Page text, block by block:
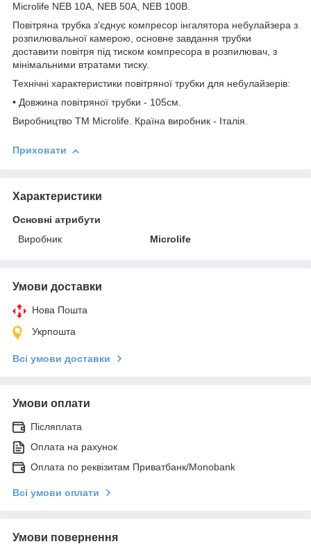
Microlife NEB 10A, NEB 50A, NEB 100B.
Повітряна трубка з'єднує компресор інгалятора небулайзера з
розпилювальної камерою, основне завдання трубки
доставити повітря під тиском компресора в розпилювач, з
мінімальними втратами тиску.
Технічні характеристики повітряної трубки для небулайзерів:
• Довжина повітряної трубки - 105см.
Виробництво ТМ Microlife. Країна виробник - Італія.
Приховати
Характеристики
Основні атрибути
Виробник
Microlife
Умови доставки
Нова Пошта
Укрпошта
Всі умови доставки
Умови оплати
Післяплата
Оплата на рахунок
Оплата по реквізитам Приватбанк/Monobank
Всі умови оплати
Умови повернення